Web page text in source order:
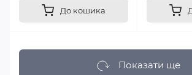
До кошика
Показати ще